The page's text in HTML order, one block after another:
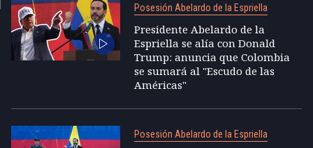
Posesión Abelardo de la Espriella
Presidente Abelardo de la
Espriella se alía con Donald
Trump: anuncia que Colombia
se sumará al "Escudo de las
Américas"
Posesión Abelardo de la Espriella